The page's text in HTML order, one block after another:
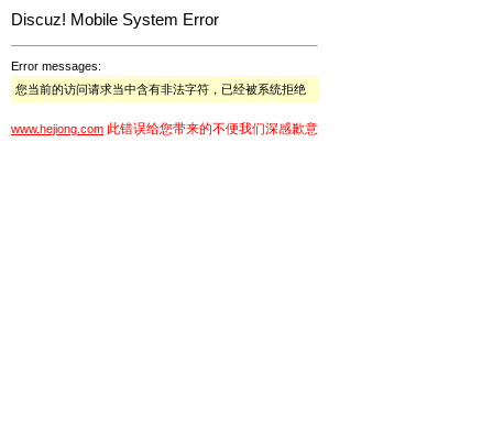
Discuz! Mobile System Error
Error messages:
您当前的访问请求当中含有非法字符，已经被系统拒绝
www.hejiong.com 此错误给您带来的不便我们深感歉意